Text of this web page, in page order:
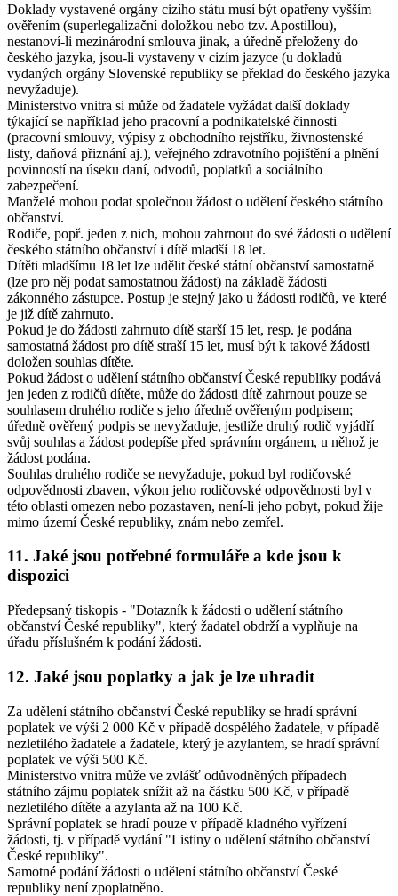
Doklady vystavené orgány cizího státu musí být opatřeny vyšším
ověřením (superlegalizační doložkou nebo tzv. Apostillou),
nestanoví-li mezinárodní smlouva jinak, a úředně přeloženy do
českého jazyka, jsou-li vystaveny v cizím jazyce (u dokladů
vydaných orgány Slovenské republiky se překlad do českého jazyka
nevyžaduje).
Ministerstvo vnitra si může od žadatele vyžádat další doklady
týkající se například jeho pracovní a podnikatelské činnosti
(pracovní smlouvy, výpisy z obchodního rejstříku, živnostenské
listy, daňová přiznání aj.), veřejného zdravotního pojištění a plnění
povinností na úseku daní, odvodů, poplatků a sociálního
zabezpečení.
Manželé mohou podat společnou žádost o udělení českého státního
občanství.
Rodiče, popř. jeden z nich, mohou zahrnout do své žádosti o udělení
českého státního občanství i dítě mladší 18 let.
Dítěti mladšímu 18 let lze udělit české státní občanství samostatně
(lze pro něj podat samostatnou žádost) na základě žádosti
zákonného zástupce. Postup je stejný jako u žádosti rodičů, ve které
je již dítě zahrnuto.
Pokud je do žádosti zahrnuto dítě starší 15 let, resp. je podána
samostatná žádost pro dítě straší 15 let, musí být k takové žádosti
doložen souhlas dítěte.
Pokud žádost o udělení státního občanství České republiky podává
jen jeden z rodičů dítěte, může do žádosti dítě zahrnout pouze se
souhlasem druhého rodiče s jeho úředně ověřeným podpisem;
úředně ověřený podpis se nevyžaduje, jestliže druhý rodič vyjádří
svůj souhlas a žádost podepíše před správním orgánem, u něhož je
žádost podána.
Souhlas druhého rodiče se nevyžaduje, pokud byl rodičovské
odpovědnosti zbaven, výkon jeho rodičovské odpovědnosti byl v
této oblasti omezen nebo pozastaven, není-li jeho pobyt, pokud žije
mimo území České republiky, znám nebo zemřel.
11. Jaké jsou potřebné formuláře a kde jsou k
dispozici
Předepsaný tiskopis - "Dotazník k žádosti o udělení státního
občanství České republiky", který žadatel obdrží a vyplňuje na
úřadu příslušném k podání žádosti.
12. Jaké jsou poplatky a jak je lze uhradit
Za udělení státního občanství České republiky se hradí správní
poplatek ve výši 2 000 Kč v případě dospělého žadatele, v případě
nezletilého žadatele a žadatele, který je azylantem, se hradí správní
poplatek ve výši 500 Kč.
Ministerstvo vnitra může ve zvlášť odůvodněných případech
státního zájmu poplatek snížit až na částku 500 Kč, v případě
nezletilého dítěte a azylanta až na 100 Kč.
Správní poplatek se hradí pouze v případě kladného vyřízení
žádosti, tj. v případě vydání "Listiny o udělení státního občanství
České republiky".
Samotné podání žádosti o udělení státního občanství České
republiky není zpoplatněno.